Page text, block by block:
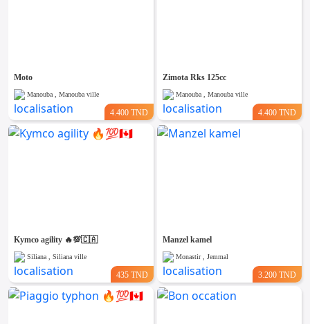
Moto
Manouba , Manouba ville
4.400 TND
Zimota Rks 125cc
Manouba , Manouba ville
4.400 TND
Kymco agility 🔥💯🇨🇦
Siliana , Siliana ville
435 TND
Manzel kamel
Monastir , Jemmal
3.200 TND